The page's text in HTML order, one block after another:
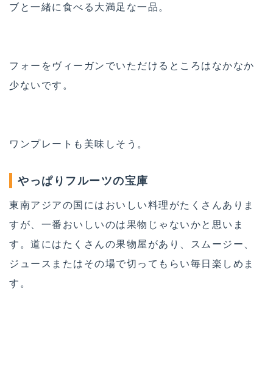
ブと一緒に食べる大満足な一品。
フォーをヴィーガンでいただけるところはなかなか
少ないです。
ワンプレートも美味しそう。
やっぱりフルーツの宝庫
東南アジアの国にはおいしい料理がたくさんありま
すが、一番おいしいのは果物じゃないかと思いま
す。道にはたくさんの果物屋があり、スムージー、
ジュースまたはその場で切ってもらい毎日楽しめま
す。